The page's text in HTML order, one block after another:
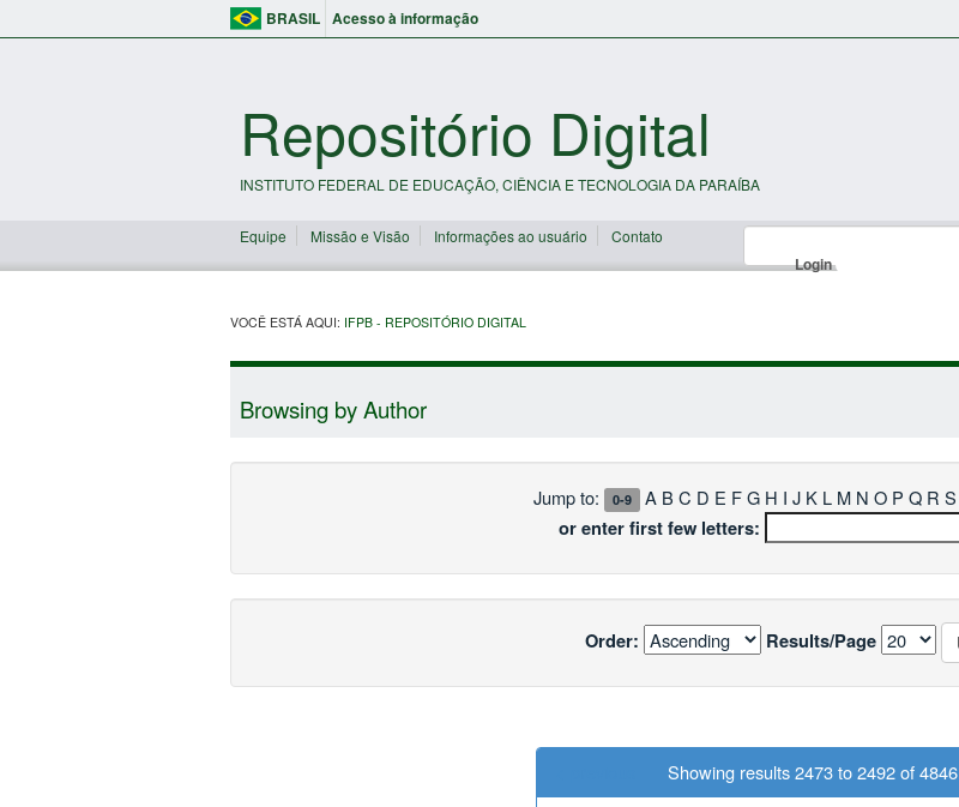
BRASIL Acesso à informação
Repositório Digital
INSTITUTO FEDERAL DE EDUCAÇÃO, CIÊNCIA E TECNOLOGIA DA PARAÍBA
Equipe Missão e Visão Informações ao usuário Contato
Login
VOCÊ ESTÁ AQUI: IFPB - REPOSITÓRIO DIGITAL
Browsing by Author
Jump to: 0-9 A B C D E F G H I J K L M N O P Q R S
or enter first few letters:
Order: Results/Page
Showing results 2473 to 2492 of 4846